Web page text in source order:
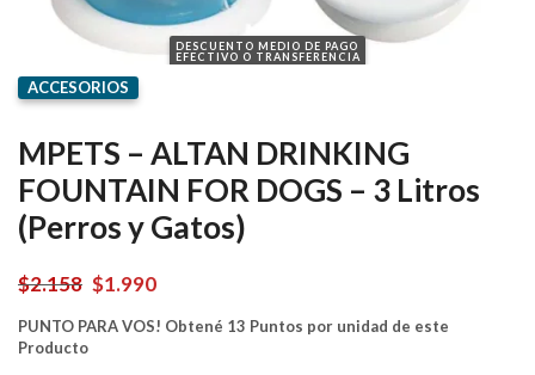
DESCUENTO MEDIO DE PAGO
EFECTIVO O TRANSFERENCIA
ACCESORIOS
MPETS – ALTAN DRINKING
FOUNTAIN FOR DOGS – 3 Litros
(Perros y Gatos)
$2.158 El
precio
$1.990El
precio
PUNTO PARA VOS! Obtené 13 Puntos por unidad de este
Producto